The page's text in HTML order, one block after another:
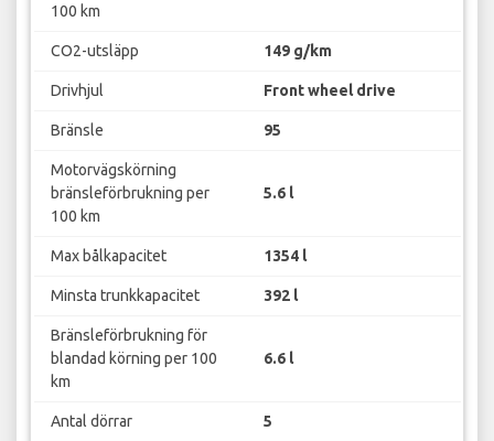
100 km
CO2-utsläpp 149 g/km
Drivhjul Front wheel drive
Bränsle 95
Motorvägskörning
bränsleförbrukning per
100 km
5.6 l
Max bålkapacitet 1354 l
Minsta trunkkapacitet 392 l
Bränsleförbrukning för
blandad körning per 100
km
6.6 l
Antal dörrar 5